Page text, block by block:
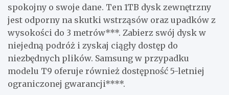
spokojny o swoje dane. Ten 1TB dysk zewnętrzny
jest odporny na skutki wstrząsów oraz upadków z
wysokości do 3 metrów***. Zabierz swój dysk w
niejedną podróż i zyskaj ciągły dostęp do
niezbędnych plików. Samsung w przypadku
modelu T9 oferuje również dostępność 5-letniej
ograniczonej gwarancji****.